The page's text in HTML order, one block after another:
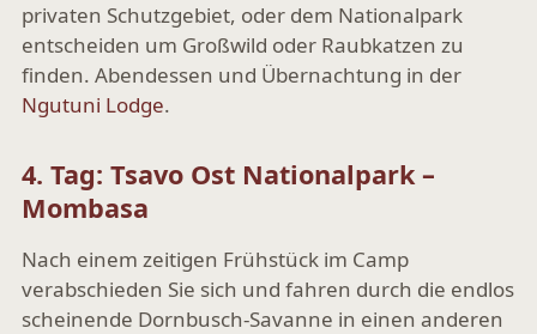
privaten Schutzgebiet, oder dem Nationalpark
entscheiden um Großwild oder Raubkatzen zu
finden. Abendessen und Übernachtung in der
Ngutuni Lodge.
4. Tag: Tsavo Ost Nationalpark –
Mombasa
Nach einem zeitigen Frühstück im Camp
verabschieden Sie sich und fahren durch die endlos
scheinende Dornbusch-Savanne in einen anderen